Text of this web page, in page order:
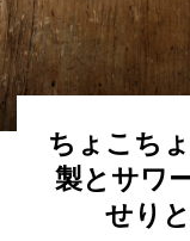
ちょこち
製とサワ
せり